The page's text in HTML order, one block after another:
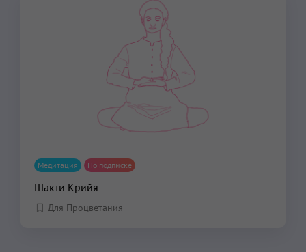
Медитация По подписке
Шакти Крийя
Для Процветания